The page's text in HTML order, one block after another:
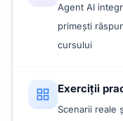
Agent AI
primești
cursului
Exerciții
Scenarii reale